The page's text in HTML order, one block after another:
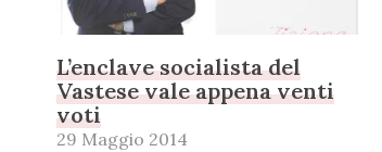
L’enclave socialista del
Vastese vale appena venti
voti
29 Maggio 2014